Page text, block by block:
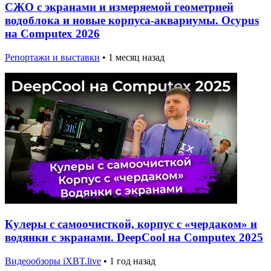
СЖО с экранами и измеряемой геометрией
водоблока и новые корпуса-аквариумы. Ocypus
на Computex 2026
Репортажи и выставки • 1 месяц назад
Кулеры с самоочисткой, корпус с «чердаком» и
водянки с экранами. DeepCool на Computex 2025
Видеообзоры iXBT.live • 1 год назад